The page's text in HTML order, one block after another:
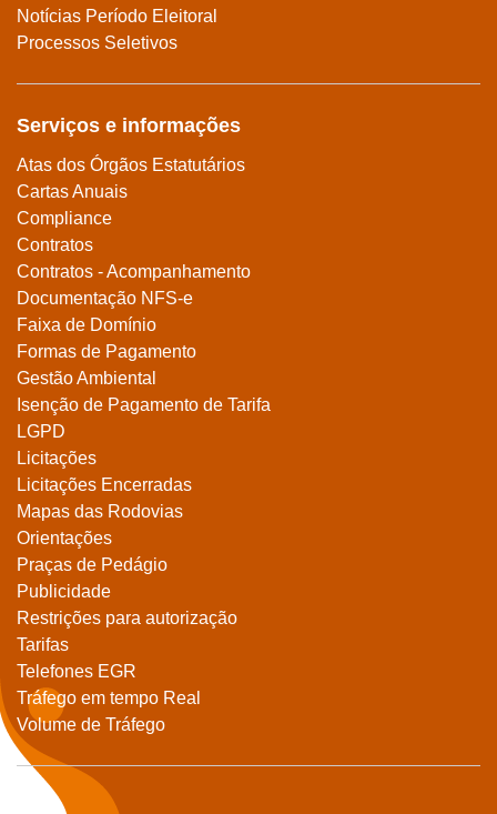
Notícias Período Eleitoral
Processos Seletivos
Serviços e informações
Atas dos Órgãos Estatutários
Cartas Anuais
Compliance
Contratos
Contratos - Acompanhamento
Documentação NFS-e
Faixa de Domínio
Formas de Pagamento
Gestão Ambiental
Isenção de Pagamento de Tarifa
LGPD
Licitações
Licitações Encerradas
Mapas das Rodovias
Orientações
Praças de Pedágio
Publicidade
Restrições para autorização
Tarifas
Telefones EGR
Tráfego em tempo Real
Volume de Tráfego